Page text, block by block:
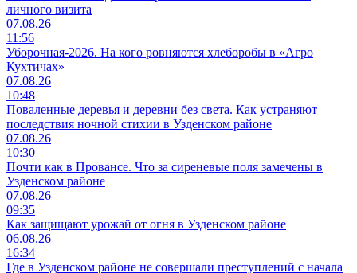
личного визита
07.08.26
11:56
Уборочная-2026. На кого ровняются хлеборобы в «Агро
Кухтичах»
07.08.26
10:48
Поваленные деревья и деревни без света. Как устраняют
последствия ночной стихии в Узденском районе
07.08.26
10:30
Почти как в Провансе. Что за сиреневые поля замечены в
Узденском районе
07.08.26
09:35
Как защищают урожай от огня в Узденском районе
06.08.26
16:34
Где в Узденском районе не совершали преступлений с начала